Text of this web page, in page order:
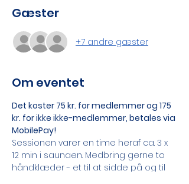
Gæster
+7 andre gæster
Om eventet
Det koster 75 kr. for medlemmer og 175
kr. for ikke ikke-medlemmer, betales via
MobilePay!
Sessionen varer en time heraf ca. 3 x
12 min i saunaen. Medbring gerne to
håndklæder - et til at sidde på og til